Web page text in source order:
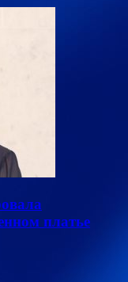
платье